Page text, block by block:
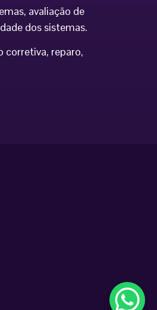
avaliação de
dos sistemas.
corretiva, reparo,